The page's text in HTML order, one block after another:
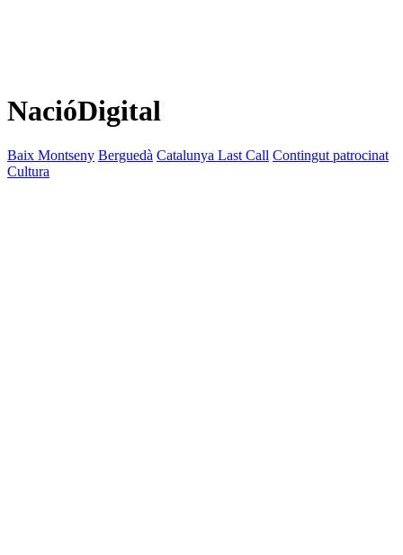
NacióDigital
Baix Montseny Berguedà Catalunya Last Call Contingut patrocinat
Cultura